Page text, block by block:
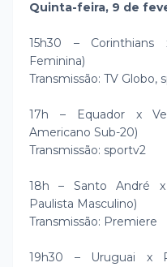
Quinta-feira, 9 de
15h30 – Corinthians
Feminina)
Transmissão: TV Globo,
17h – Equador x
Americano Sub-20)
Transmissão: sportv2
18h – Santo André x
Paulista Masculino)
Transmissão: Premiere
19h30 – Uruguai x